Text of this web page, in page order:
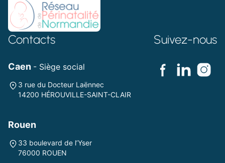
Contacts
Caen - Siège social
3 rue du Docteur Laënnec
14200 HÉROUVILLE-SAINT-CLAIR
Rouen
33 boulevard de l’Yser
76000 ROUEN
Suivez-nous